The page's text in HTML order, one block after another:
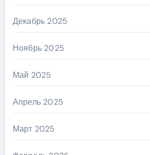
Декабрь 2025
Ноябрь 2025
Май 2025
Апрель 2025
Март 2025